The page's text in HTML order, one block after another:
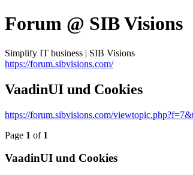
Forum @ SIB Visions
Simplify IT business | SIB Visions
https://forum.sibvisions.com/
VaadinUI und Cookies
https://forum.sibvisions.com/
Page 1 of 1
VaadinUI und Cookies